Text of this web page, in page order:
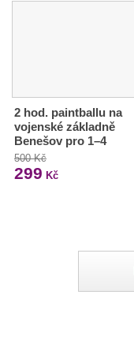
2 hod. paintballu na
vojenské základně
Benešov pro 1–4
500 Kč
299 Kč